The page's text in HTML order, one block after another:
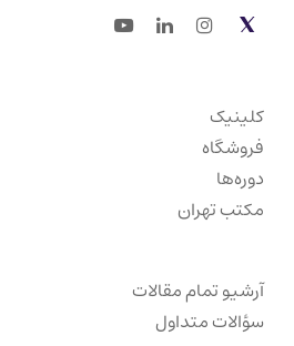
Twitter
Instagram
LinkedIn
Youtube
کلینیک
فروشگاه
دوره‌ها
مکتب تهران
آرشیو تمام مقالات
سؤالات متداول